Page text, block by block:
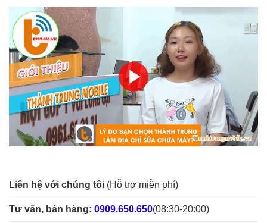
Liên hệ với chúng tôi (Hỗ trợ miễn phí)
Tư vấn, bán hàng: 0909.650.650(08:30-20:00)